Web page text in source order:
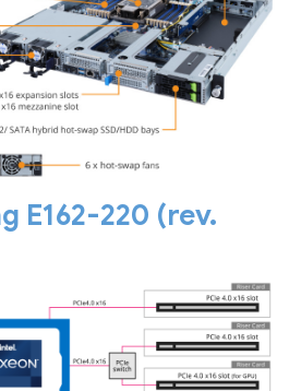
E162-220 (rev.